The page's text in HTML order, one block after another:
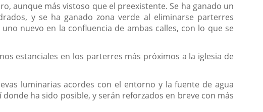
aunque más vistoso que el preexistente. Se ha ganado un
y se ha ganado zona verde al eliminarse parterres
nuevo en la confluencia de ambas calles, con lo que se
estanciales en los parterres más próximos a la iglesia de
luminarias acordes con el entorno y la fuente de agua
ha sido posible, y serán reforzados en breve con más